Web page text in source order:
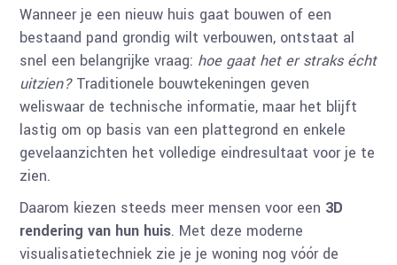
Wanneer je een nieuw huis gaat bouwen of een
bestaand pand grondig wilt verbouwen, ontstaat al
snel een belangrijke vraag: hoe gaat het er straks écht
uitzien?Traditionele bouwtekeningen geven
weliswaar de technische informatie, maar het blijft
lastig om op basis van een plattegrond en enkele
gevelaanzichten het volledige eindresultaat voor je te
zien.
Daarom kiezen steeds meer mensen voor een 3D
rendering van hun huis. Met deze moderne
visualisatietechniek zie je je woning nog vóór de